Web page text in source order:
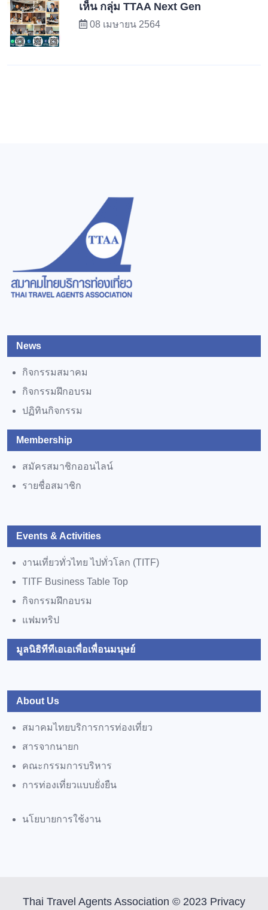
เห็น กลุ่ม TTAA Next Gen
08 เมษายน 2564
News
กิจกรรมสมาคม
กิจกรรมฝึกอบรม
ปฏิทินกิจกรรม
Membership
สมัครสมาชิกออนไลน์
รายชื่อสมาชิก
Events & Activities
งานเที่ยวทั่วไทย ไปทั่วโลก (TITF)
TITF Business Table Top
กิจกรรมฝึกอบรม
แฟมทริป
มูลนิธิทีทีเอเอเพื่อเพื่อนมนุษย์
About Us
สมาคมไทยบริการการท่องเที่ยว
สารจากนายก
คณะกรรมการบริหาร
การท่องเที่ยวแบบยั่งยืน
นโยบายการใช้งาน
Thai Travel Agents Association © 2023 Privacy